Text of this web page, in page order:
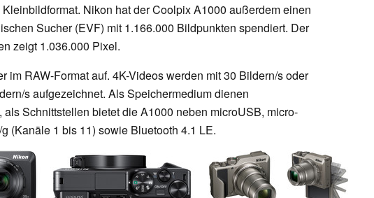
Nikon hat der Coolpix A1000 außerdem einen
Sucher (EVF) mit 1.166.000 Bildpunkten spendiert. Der
zeigt 1.036.000 Pixel.
im RAW-Format auf. 4K-Videos werden mit 30 Bildern/s oder
s aufgezeichnet. Als Speichermedium dienen
Schnittstellen bietet die A1000 neben microUSB, micro-
(Kanäle 1 bis 11) sowie Bluetooth 4.1 LE.